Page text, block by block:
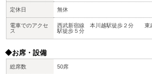
定休日 無休
電車でのアクセ
ス
西武新宿線 本川越駅徒歩２分 東
駅徒歩５分
◆お席・設備
総席数 50席